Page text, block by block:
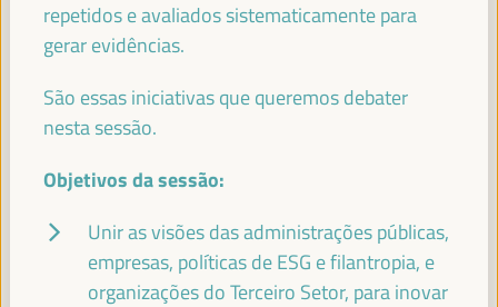
YUSUF MOHAMED ADAN
Ministro do Trabalho e Assuntos Sociais da Somália -
PATRICK MOLINOZ
Membro do Comité Europeu das Regiões, Vice-Presidente
da Região Borgonha-Franco-Condado - Comissão
EuropeiaComissão Europeia
repetidos e avaliados sistematicamente para
gerar evidências.
São essas iniciativas que queremos debater
nesta sessão.
Objetivos da sessão:
Unir as visões das administrações públicas,
empresas, políticas de ESG e filantropia, e
organizações do Terceiro Setor, para inovar